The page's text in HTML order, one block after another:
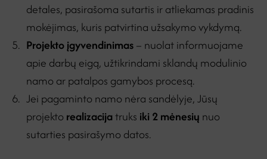
detales, pasirašoma sutartis ir atliekamas pradinis
mokėjimas, kuris patvirtina užsakymo vykdymą.
Projekto įgyvendinimas– nuolat informuojame
apie darbų eigą, užtikrindami sklandų modulinio
namo ar patalpos gamybos procesą.
Jei pagaminto namo nėra sandėlyje, Jūsų
projekto realizacijatruks iki 2 mėnesių nuo
sutarties pasirašymo datos.